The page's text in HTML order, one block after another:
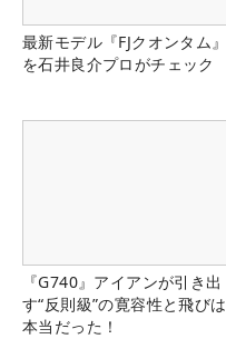
最新モデル『FJクオンタム』
を石井良介プロがチェック
『G740』アイアンが引き出
す“反則級”の寛容性と飛びは
本当だった！